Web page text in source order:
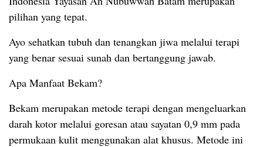
pilihan yang tepat.
Ayo sehatkan tubuh dan tenangkan jiwa melalui terapi
yang benar sesuai sunah dan bertanggung jawab.
Apa Manfaat Bekam?
Bekam merupakan metode terapi dengan mengeluarkan
darah kotor melalui goresan atau sayatan 0,9 mm pada
permukaan kulit menggunakan alat khusus. Metode ini